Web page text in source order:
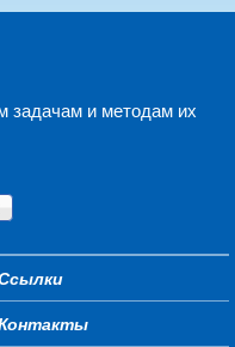
задачам и методам их
menu